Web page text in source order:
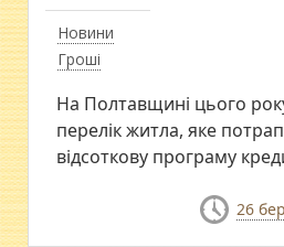
Новини
Гроші
На Полтавщині цього
перелік житла, яке
відсоткову програму
26